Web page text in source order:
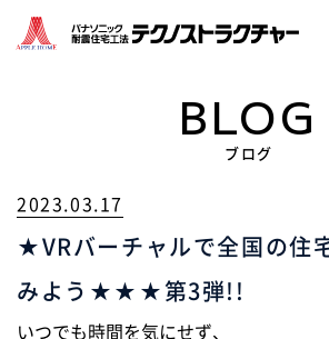
私たちのこと
施工実績
BLOG
ブログ
2023.03.17
★VRバーチャルで全国の住
みよう★★★第3弾!!
いつでも時間を気にせず、